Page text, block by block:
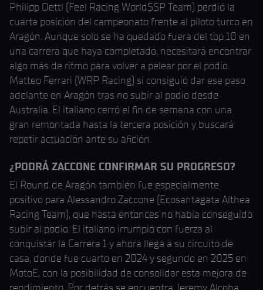
Philipp Oettl (Feel Racing WorldSSP Team) perdió la
cuarta posición del campeonato frente al piloto turco en
Aragón. Aunque solo se ha quedado fuera del top 10 en
una carrera que haya completado, necesitará encontrar
algo más de ritmo para volver a pelear por el podio.
Matteo Ferrari (WRP Racing) sí consiguió dar ese paso
adelante en Aragón tras no subir al podio desde
Australia. El italiano cerró el fin de semana con una
gran remontada hasta la tercera posición y buscará
repetir actuación ante su afición.
¿PODRÁ ZACCONE CONFIRMAR SU PROGRESO?
El Round de Aragón también fue especialmente
positivo para Alessandro Zaccone (Ecosantagata Althea
Racing Team), que hasta entonces no había conseguido
subir al podio. El italiano irrumpió con fuerza al
conquistar la Carrera 1 y ahora llega a su circuito de
casa, donde fue cuarto en 2024 y segundo en 2025 en
MotoE, con la posibilidad de consolidar esta mejora de